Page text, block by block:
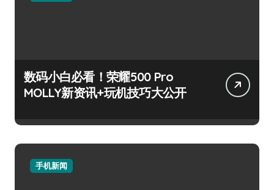
数码小白必看！荣耀500 Pro
MOLLY新资讯+玩机技巧大公开
手机新闻